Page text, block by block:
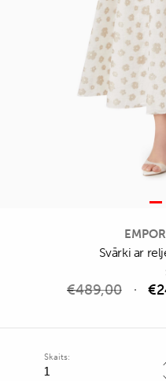
Svārki ar
€489,00 €
Skaits:
Svārki